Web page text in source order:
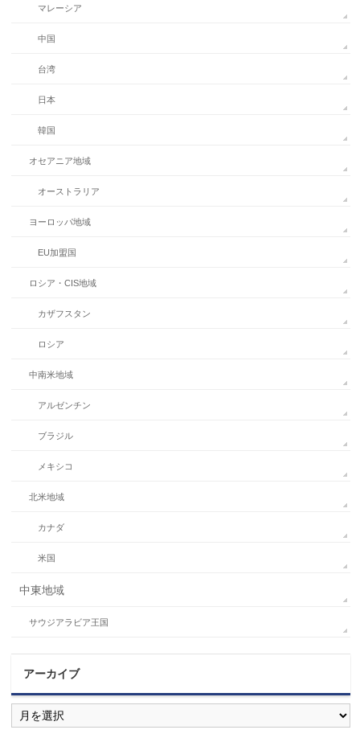
マレーシア
中国
台湾
日本
韓国
オセアニア地域
オーストラリア
ヨーロッパ地域
EU加盟国
ロシア・CIS地域
カザフスタン
ロシア
中南米地域
アルゼンチン
ブラジル
メキシコ
北米地域
カナダ
米国
中東地域
サウジアラビア王国
アーカイブ
ア
ー
カ